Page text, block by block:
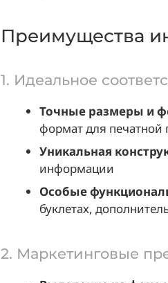
Преимущества
1. Идеальное
Точные размеры и
формат для печатной
Уникальная
информации
Особые
буклетах,
2. Маркетинговые